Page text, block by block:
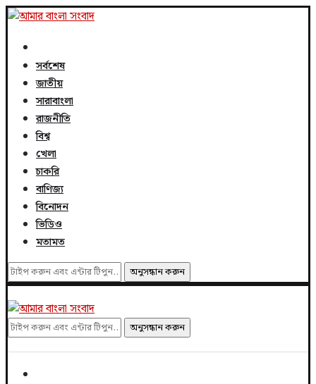
সর্বশেষ
জাতীয়
সারাবাংলা
রাজনীতি
বিশ্ব
খেলা
চাকরি
বাণিজ্য
বিনোদন
ভিডিও
মতামত
অনুসন্ধান করুন
অনুসন্ধান করুন